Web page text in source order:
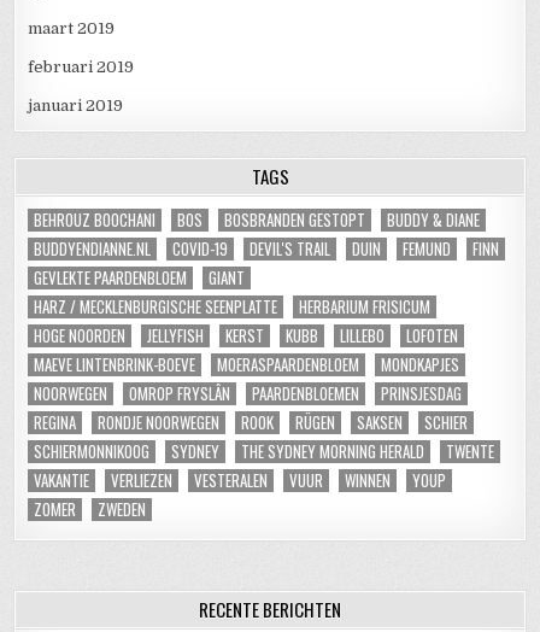
maart 2019
februari 2019
januari 2019
TAGS
BEHROUZ BOOCHANI BOS BOSBRANDEN GESTOPT
BUDDY & DIANE
BUDDYENDIANNE.NL
COVID-19 DEVIL'S TRAIL DUIN FEMUND
FINN
GEVLEKTE PAARDENBLOEM
GIANT
HARZ / MECKLENBURGISCHE SEENPLATTE
HERBARIUM FRISICUM
HOGE NOORDEN
JELLYFISH KERST KUBB LILLEBO
LOFOTEN
MAEVE LINTENBRINK-BOEVE
MOERASPAARDENBLOEM
MONDKAPJES
NOORWEGEN
OMROP FRYSLÂN PAARDENBLOEMEN
PRINSJESDAG
REGINA
RONDJE NOORWEGEN ROOK RÜGEN SAKSEN
SCHIER
SCHIERMONNIKOOG
SYDNEY THE SYDNEY MORNING HERALD
TWENTE
VAKANTIE
VERLIEZEN VESTERALEN VUUR WINNEN
YOUP
ZOMER
ZWEDEN
RECENTE BERICHTEN